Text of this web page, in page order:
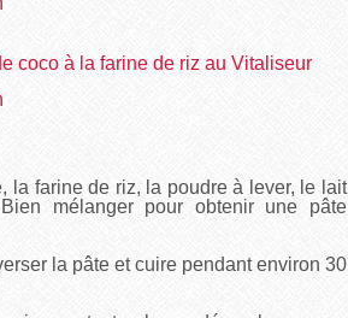
la farine de riz, la poudre à lever, le lait
mélanger pour obtenir une pâte
la pâte et cuire pendant environ 30